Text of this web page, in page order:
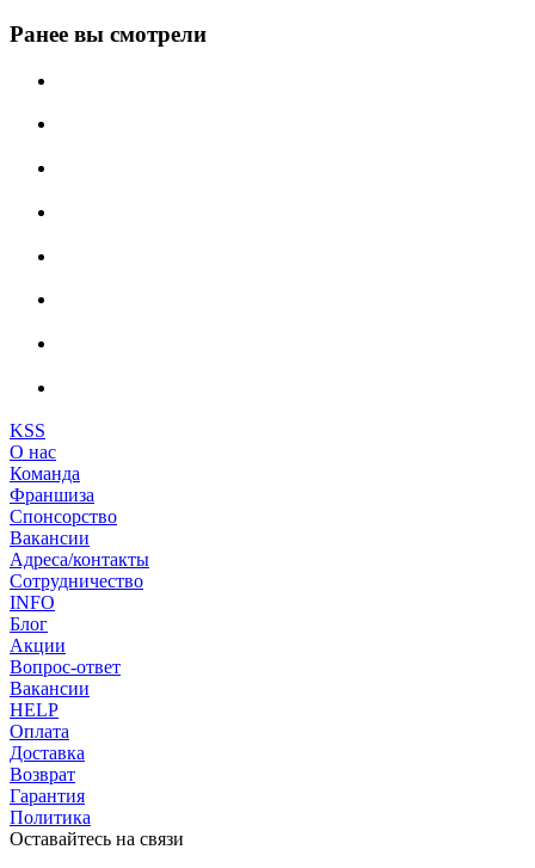
Ранее вы смотрели
KSS
О нас
Команда
Франшиза
Спонсорство
Вакансии
Адреса/контакты
Сотрудничество
INFO
Блог
Акции
Вопрос-ответ
Вакансии
HELP
Оплата
Доставка
Возврат
Гарантия
Политика
Оставайтесь на связи